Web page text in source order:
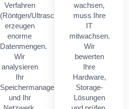
Verfahren
(Röntgen/Ultraschall)
erzeugen
enorme
Datenmengen.
Wir
analysieren
Ihr
Speichermanagement
und Ihr
wachsen,
muss Ihre
IT
mitwachsen.
Wir
bewerten
Ihre
Hardware,
Storage-
Lösungen